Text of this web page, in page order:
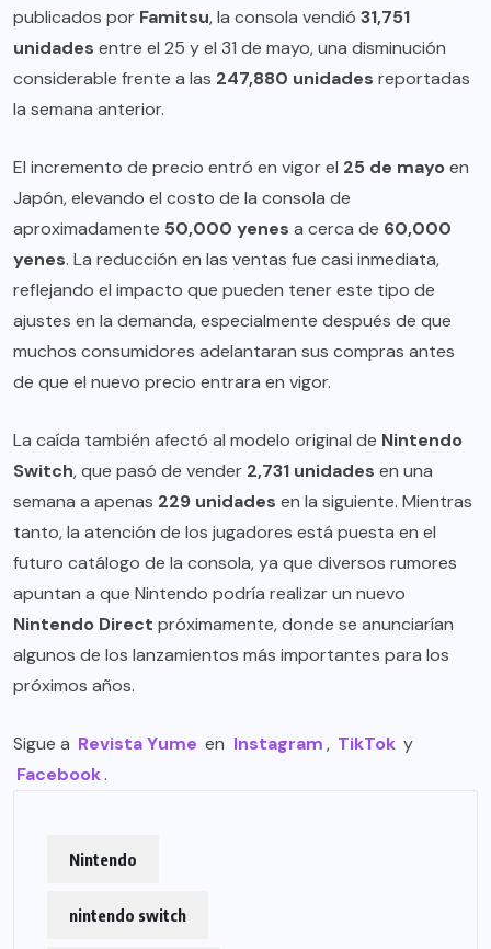
publicados por Famitsu, la consola vendió 31,751
unidades entre el 25 y el 31 de mayo, una disminución
considerable frente a las 247,880 unidades reportadas
la semana anterior.
El incremento de precio entró en vigor el 25 de mayoen
Japón, elevando el costo de la consola de
aproximadamente 50,000 yenes a cerca de 60,000
yenes. La reducción en las ventas fue casi inmediata,
reflejando el impacto que pueden tener este tipo de
ajustes en la demanda, especialmente después de que
muchos consumidores adelantaran sus compras antes
de que el nuevo precio entrara en vigor.
La caída también afectó al modelo original de Nintendo
Switch, que pasó de vender 2,731 unidades en una
semana a apenas 229 unidades en la siguiente. Mientras
tanto, la atención de los jugadores está puesta en el
futuro catálogo de la consola, ya que diversos rumores
apuntan a que Nintendo podría realizar un nuevo
Nintendo Direct próximamente, donde se anunciarían
algunos de los lanzamientos más importantes para los
próximos años.
Sigue a Revista Yume en Instagram, TikTok y
Facebook.
Nintendo
nintendo switch